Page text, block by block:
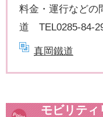
料金・運行などの
道 TEL0285-84-
真岡鐵道
モビリティ